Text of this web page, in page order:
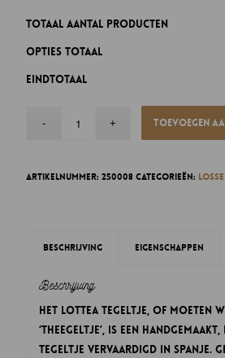
Totaal aantal producten
Opties totaal
Eindtotaal
Toevoegen
Artikelnummer:250008 Categorieën:
Beschrijving Eigenschappen
Beschrijving
Het Lottea Tegeltje, of moeten
‘THEEgeltje’, is een
tegeltje vervaardigd in Spanje.